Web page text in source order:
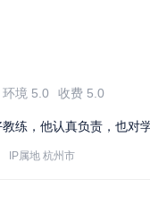
环境 5.0 收费 5.0
练，他认真负责，也对
IP属地 杭州市